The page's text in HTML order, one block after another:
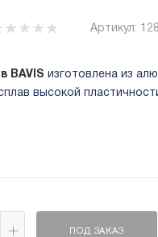
Артикул:
BAVIS изготовлена из
высокой
ПОД ЗАКАЗ